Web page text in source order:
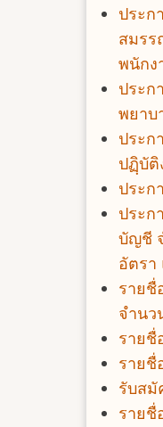
ประก
สมรร
พนักง
ประก
พยาบ
ประก
ปฏฺิบัติ
ประก
ประก
บัญชี
อัตรา
รายชื่
จำนว
รายชื่
รายชื่
รับสมั
รายชื่